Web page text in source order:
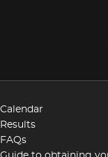
Calendar
Results
FAQs